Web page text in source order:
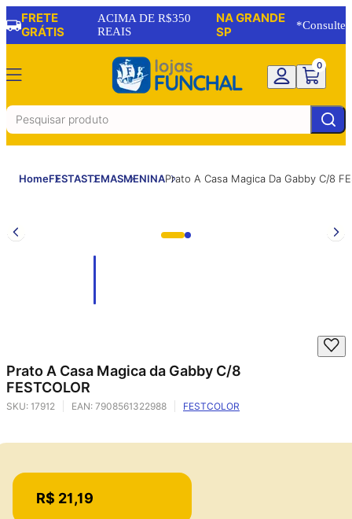
FRETE
GRÁTIS
ACIMA DE R$350
REAIS
NA GRANDE
SP
*Consulte
0
HomeFESTASTEMASMENINAPrato A Casa Magica Da Gabby C/8
Prato A Casa Magica da Gabby C/8
FESTCOLOR
SKU: 17912 EAN: 7908561322988 FESTCOLOR
Price:
R$ 21,19